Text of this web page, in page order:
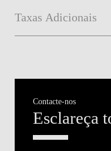
Taxas Adicionais
Contacte-nos
Esclareça